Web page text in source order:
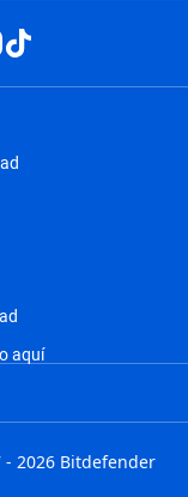
aquí
2026 Bitdefender